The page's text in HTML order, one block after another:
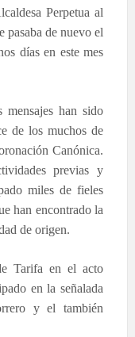
Perpetua al
de nuevo el
días en este mes
han sido
de los muchos de
Canónica.
previas y
miles de fieles
han encontrado la
de origen.
Tarifa en el acto
en la señalada
y el también